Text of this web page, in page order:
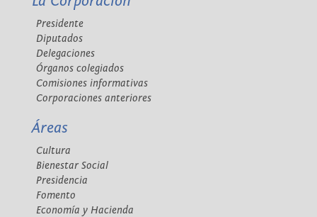
Presidente
Diputados
Delegaciones
Órganos colegiados
Comisiones informativas
Corporaciones anteriores
Áreas
Cultura
Bienestar Social
Presidencia
Fomento
Economía y Hacienda